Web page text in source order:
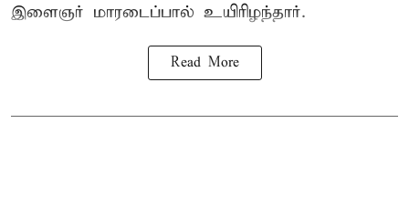
இளைஞர் மாரடைப்பால் உயிரிழந்தார்.
Read More